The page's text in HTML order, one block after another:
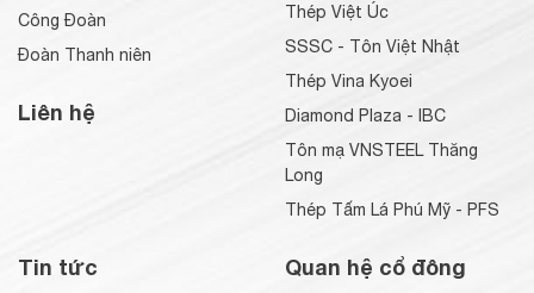
Công Đoàn
Đoàn Thanh niên
Liên hệ
Thép Việt Úc
SSSC - Tôn Việt Nhật
Thép Vina Kyoei
Diamond Plaza - IBC
Tôn mạ VNSTEEL Thăng
Long
Thép Tấm Lá Phú Mỹ - PFS
Tin tức Quan hệ cổ đông